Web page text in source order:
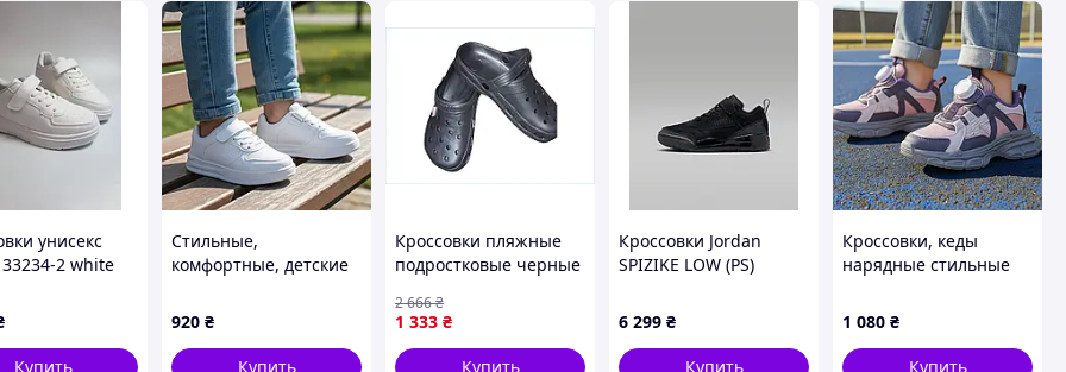
унисекс
2 white
Купить
Стильные,
комфортные, детские
липучке для мальчика
в РАЗМЕРЕ 32--37
920 ₴
Купить
Кроссовки пляжные
подростковые черные
из EVA ТМ CROSS 6 пар
1 333 ₴
2 666₴
Купить
Кроссовки Jordan
SPIZIKE LOW (PS)
6 299 ₴
Купить
Кроссовки, кеды
нарядные стильные
лепучке. Размер 32-37
1 080 ₴
Купить